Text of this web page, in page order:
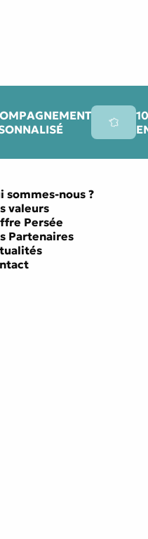
sommes-nous ?
valeurs
Persée
Partenaires